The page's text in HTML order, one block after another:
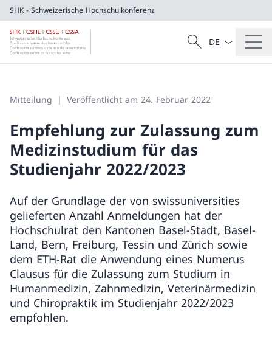
SHK - Schweizerische Hochschulkonferenz
SHK - Schweizerische
Suche
Suche
Sprach
Mitteilung Veröffentlicht am 24. Februar 2022
Empfehlung zur Zulassung zum
Medizinstudium für das
Studienjahr 2022/2023
Auf der Grundlage der von swissuniversities
gelieferten Anzahl Anmeldungen hat der
Hochschulrat den Kantonen Basel-Stadt, Basel-
Land, Bern, Freiburg, Tessin und Zürich sowie
dem ETH-Rat die Anwendung eines Numerus
Clausus für die Zulassung zum Studium in
Humanmedizin, Zahnmedizin, Veterinärmedizin
und Chiropraktik im Studienjahr 2022/2023
empfohlen.